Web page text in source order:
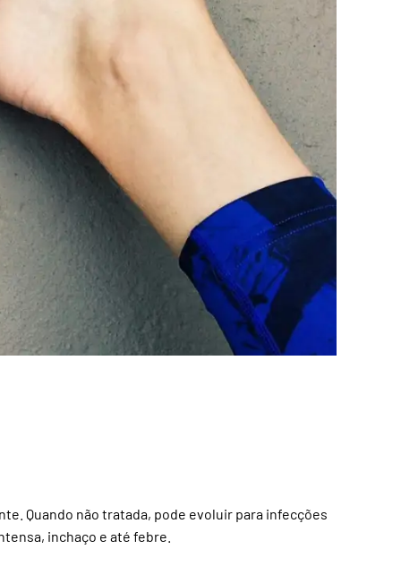
Quando não tratada, pode evoluir para infecções
inchaço e até febre.